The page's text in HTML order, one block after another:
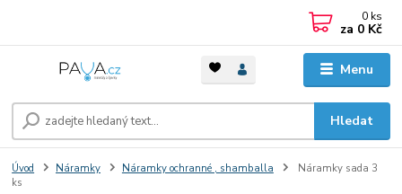
Menu
Hledat
0 ks
za 0 Kč
Úvod Náramky Náramky ochranné , shamballa
Náramky sada 3
ks